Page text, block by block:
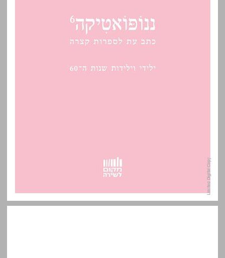
ננוֹפּוֹאטִיקה: גיליון 6 - ילידי וילידות שנות ה-60 ... 0